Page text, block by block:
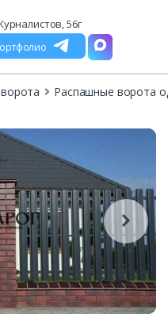
56г
Распашные ворота